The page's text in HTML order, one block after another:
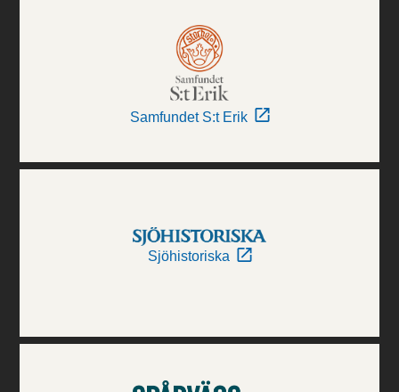
Samfundet S:t Erik
Sjöhistoriska